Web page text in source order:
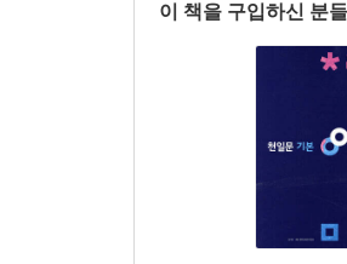
이 책을 구입하신 분